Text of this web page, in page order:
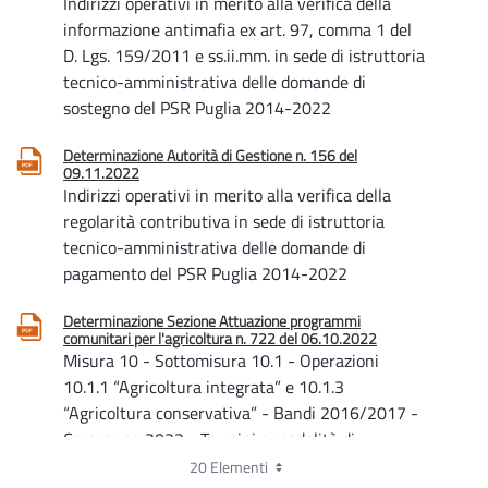
informazione antimafia ex art. 97, comma 1 del
D. Lgs. 159/2011 e ss.ii.mm. in sede di istruttoria
tecnico-amministrativa delle domande di
sostegno del PSR Puglia 2014-2022
Determinazione Autorità di Gestione n. 156 del
09.11.2022
Indirizzi operativi in merito alla verifica della
regolarità contributiva in sede di istruttoria
tecnico-amministrativa delle domande di
pagamento del PSR Puglia 2014-2022
Determinazione Sezione Attuazione programmi
comunitari per l'agricoltura n. 722 del 06.10.2022
Misura 10 - Sottomisura 10.1 - Operazioni
10.1.1 “Agricoltura integrata” e 10.1.3
“Agricoltura conservativa” - Bandi 2016/2017 -
Campagna 2022 - Termini e modalità di
consegna della documentazione probante il
20 Elementi